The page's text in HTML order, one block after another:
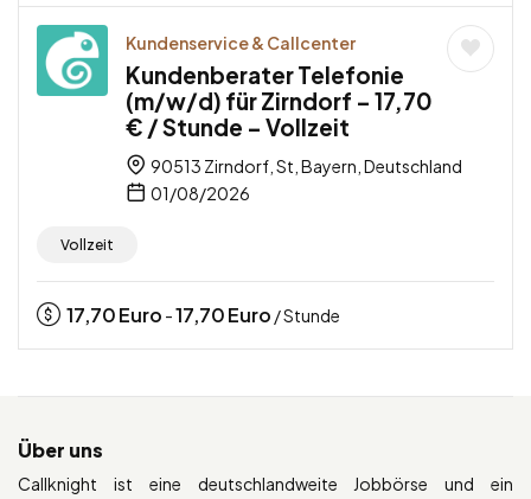
Kundenservice & Callcenter
Kundenberater Telefonie
(m/w/d) für Zirndorf – 17,70
€ / Stunde – Vollzeit
90513 Zirndorf, St, Bayern, Deutschland
01/08/2026
Vollzeit
17,70Euro -17,70Euro / Stunde
Über uns
Callknight ist eine deutschlandweite Jobbörse und ein